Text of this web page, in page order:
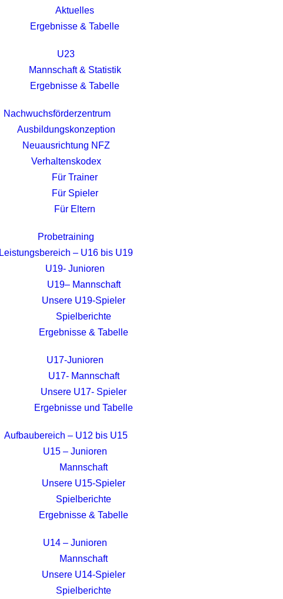
Aktuelles
Ergebnisse & Tabelle
U23
Mannschaft & Statistik
Ergebnisse & Tabelle
Nachwuchsförderzentrum
Ausbildungskonzeption
Neuausrichtung NFZ
Verhaltenskodex
Für Trainer
Für Spieler
Für Eltern
Probetraining
Leistungsbereich – U16 bis U19
U19- Junioren
U19– Mannschaft
Unsere U19-Spieler
Spielberichte
Ergebnisse & Tabelle
U17-Junioren
U17- Mannschaft
Unsere U17- Spieler
Ergebnisse und Tabelle
Aufbaubereich – U12 bis U15
U15 – Junioren
Mannschaft
Unsere U15-Spieler
Spielberichte
Ergebnisse & Tabelle
U14 – Junioren
Mannschaft
Unsere U14-Spieler
Spielberichte